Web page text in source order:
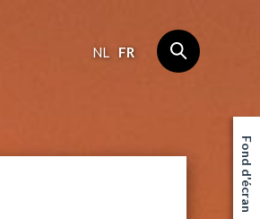
NL FR
Fond d'écran